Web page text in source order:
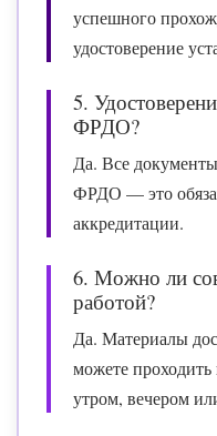
успешного
удостоверение
5.
ФРДО?
Да. Все
ФРДО — это
аккредитации.
6. Можно ли
работой?
Да. Материалы
можете
утром, вечером